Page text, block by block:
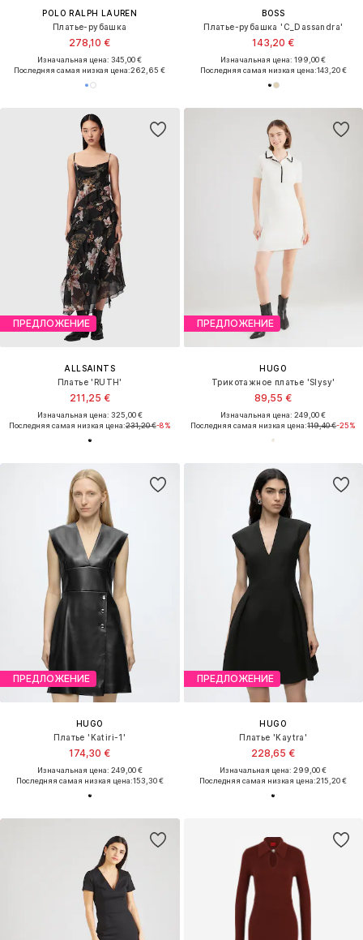
POLO RALPH LAUREN
Платье-рубашка
278,10 €
Изначальная цена: 345,00 €
Последняя самая низкая цена:262,65 €
BOSS
Платье-рубашка 'C_Dassandra'
143,20 €
Изначальная цена: 199,00 €
Последняя самая низкая цена:143,20 €
ПРЕДЛОЖЕНИЕ
ALLSAINTS
Платье 'RUTH'
211,25 €
Изначальная цена: 325,00 €
Последняя самая низкая цена:231,20 €-8%
ПРЕДЛОЖЕНИЕ
HUGO
Трикотажное платье 'Slysy'
89,55 €
Изначальная цена: 249,00 €
Последняя самая низкая цена:119,40 €-25%
ПРЕДЛОЖЕНИЕ
HUGO
Платье 'Katiri-1'
174,30 €
Изначальная цена: 249,00 €
Последняя самая низкая цена:153,30 €
ПРЕДЛОЖЕНИЕ
HUGO
Платье 'Kaytra'
228,65 €
Изначальная цена: 299,00 €
Последняя самая низкая цена:215,20 €